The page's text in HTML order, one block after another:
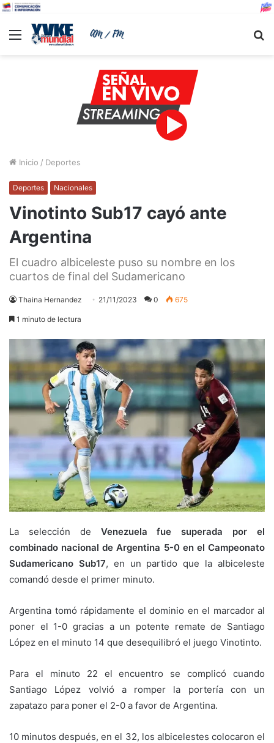
Menu
Inicio / Deportes
Deportes Nacionales
Vinotinto Sub17 cayó ante
Argentina
El cuadro albiceleste puso su nombre en los
cuartos de final del Sudamericano
Thaina Hernandez 21/11/2023 0 675
1 minuto de lectura
La selección de Venezuela fue superada por el
combinado nacional de Argentina 5-0 en el Campeonato
Sudamericano Sub17, en un partido que la albiceleste
comandó desde el primer minuto.
Argentina tomó rápidamente el dominio en el marcador al
poner el 1-0 gracias a un potente remate de Santiago
López en el minuto 14 que desequilibró el juego Vinotinto.
Para el minuto 22 el encuentro se complicó cuando
Santiago López volvió a romper la portería con un
zapatazo para poner el 2-0 a favor de Argentina.
10 minutos después, en el 32, los albicelestes colocaron el